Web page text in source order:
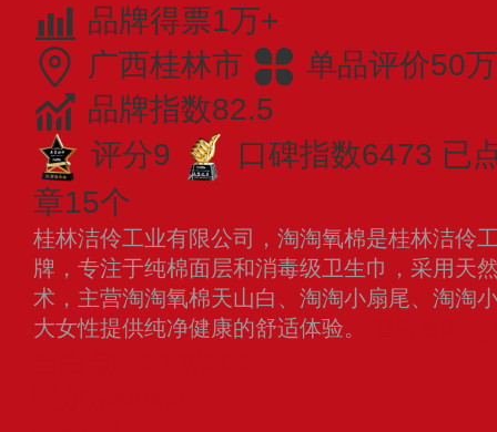
品牌得票1万+
广西桂林市
单品评价50
品牌指数82.5
评分9
口碑指数6473 已
章15个
桂林洁伶工业有限公司，淘淘氧棉是桂林洁伶
牌，专注于纯棉面层和消毒级卫生巾，采用天
术，主营淘淘氧棉天山白、淘淘小扇尾、淘淘
大女性提供纯净健康的舒适体验。